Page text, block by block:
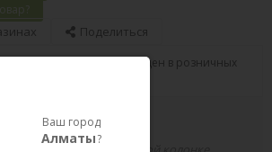
Поделиться
могут отличаться от цен в розничных
вашего заказа
Ваш город
Алматы?